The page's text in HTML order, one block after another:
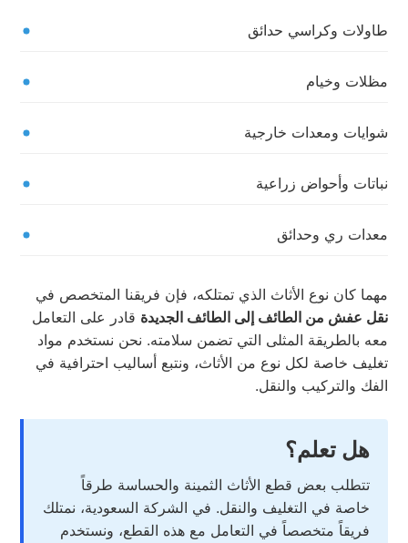
طاولات وكراسي حدائق
مظلات وخيام
شوايات ومعدات خارجية
نباتات وأحواض زراعية
معدات ري وحدائق
مهما كان نوع الأثاث الذي تمتلكه، فإن فريقنا المتخصص في
نقل عفش من الطائف إلى الطائف الجديدة قادر على التعامل
معه بالطريقة المثلى التي تضمن سلامته. نحن نستخدم مواد
تغليف خاصة لكل نوع من الأثاث، ونتبع أساليب احترافية في
الفك والتركيب والنقل.
هل تعلم؟
تتطلب بعض قطع الأثاث الثمينة والحساسة طرقاً
خاصة في التغليف والنقل. في الشركة السعودية، نمتلك
فريقاً متخصصاً في التعامل مع هذه القطع، ونستخدم